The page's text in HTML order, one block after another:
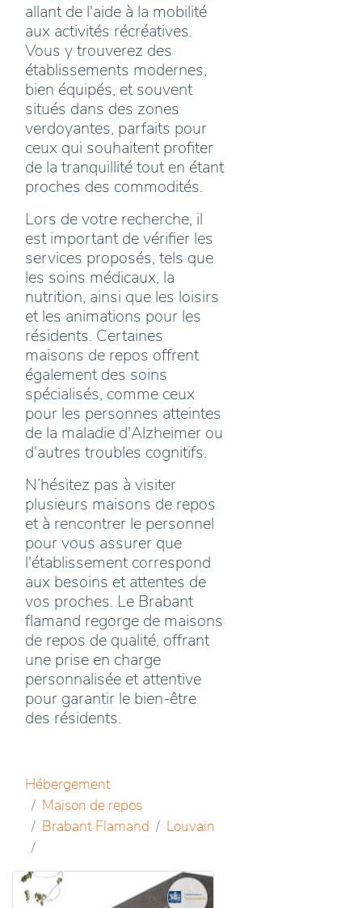
allant de l'aide à la mobilité
aux activités récréatives.
Vous y trouverez des
établissements modernes,
bien équipés, et souvent
situés dans des zones
verdoyantes, parfaits pour
ceux qui souhaitent profiter
de la tranquillité tout en étant
proches des commodités.
Lors de votre recherche, il
est important de vérifier les
services proposés, tels que
les soins médicaux, la
nutrition, ainsi que les loisirs
et les animations pour les
résidents. Certaines
maisons de repos offrent
également des soins
spécialisés, comme ceux
pour les personnes atteintes
de la maladie d'Alzheimer ou
d'autres troubles cognitifs.
N’hésitez pas à visiter
plusieurs maisons de repos
et à rencontrer le personnel
pour vous assurer que
l'établissement correspond
aux besoins et attentes de
vos proches. Le Brabant
flamand regorge de maisons
de repos de qualité, offrant
une prise en charge
personnalisée et attentive
pour garantir le bien-être
des résidents.
Hébergement
Maison de repos
Brabant Flamand
Louvain